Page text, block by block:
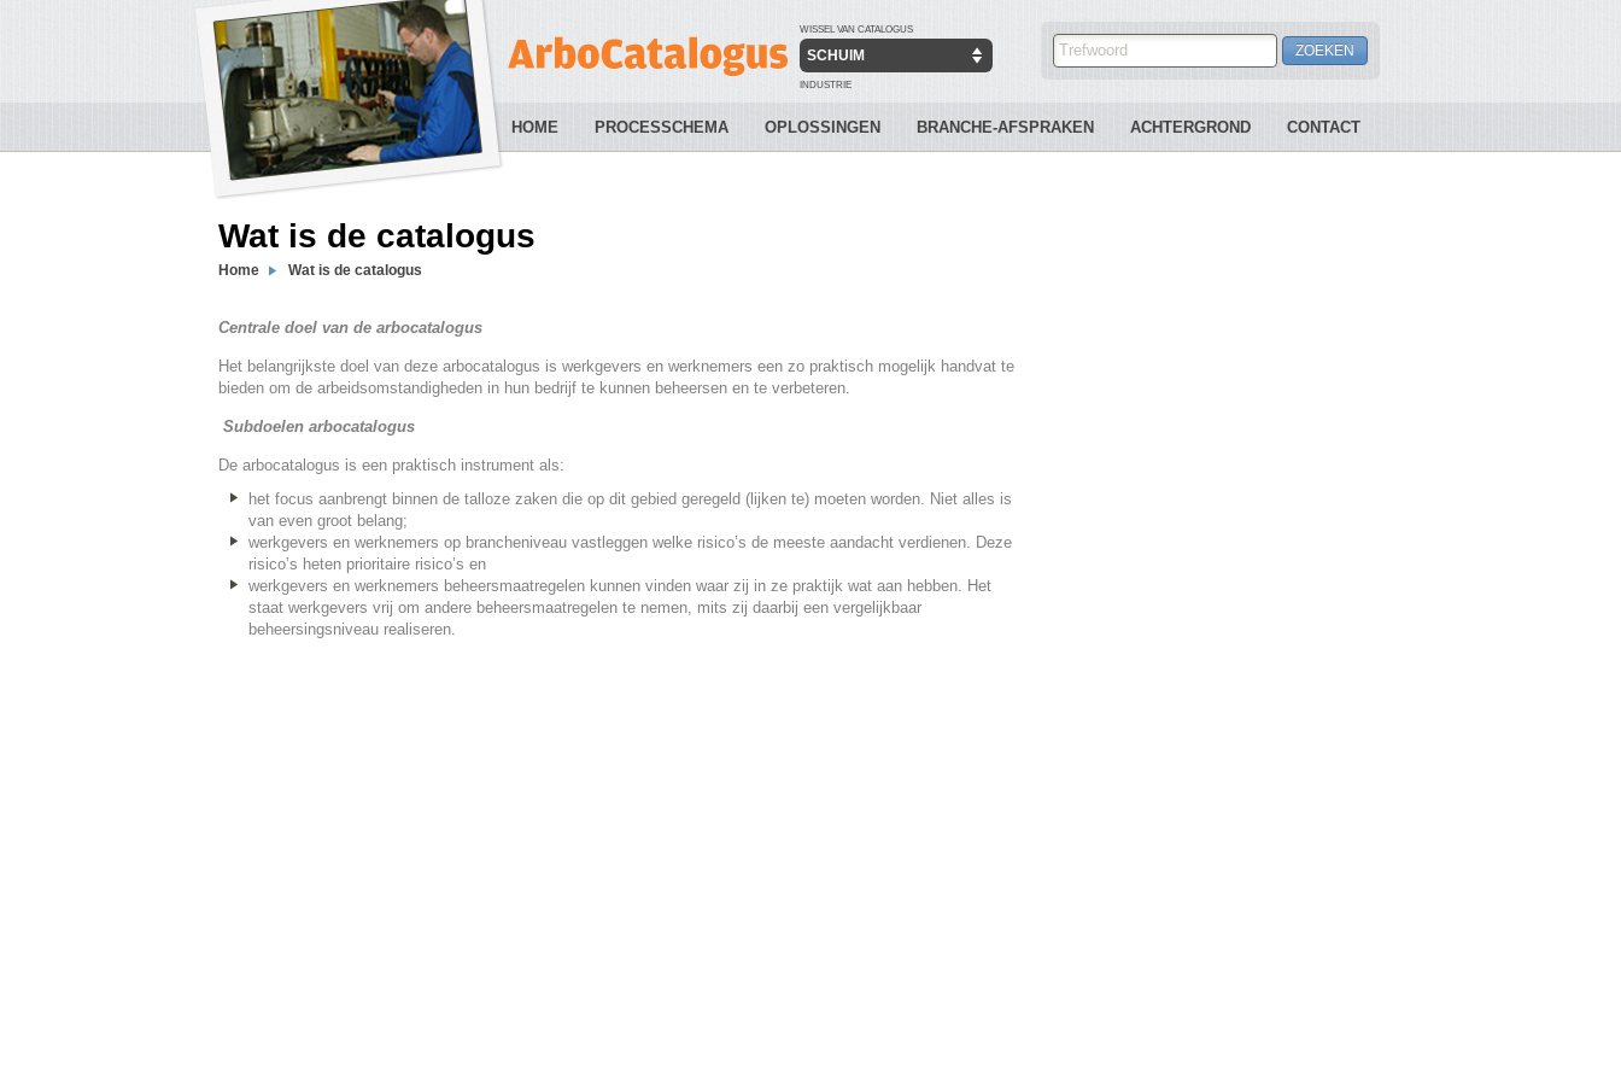
WISSEL VAN CATALOGUS
SCHUIM
INDUSTRIE
HOME PROCESSCHEMA OPLOSSINGEN BRANCHE-AFSPRAKEN ACHTERGROND CONTACT
Wat is de catalogus
Home Wat is de catalogus
Centrale doel van de arbocatalogus
Het belangrijkste doel van deze arbocatalogus is werkgevers en werknemers een zo praktisch mogelijk handvat te
bieden om de arbeidsomstandigheden in hun bedrijf te kunnen beheersen en te verbeteren.
Subdoelen arbocatalogus
De arbocatalogus is een praktisch instrument als:
het focus aanbrengt binnen de talloze zaken die op dit gebied geregeld (lijken te) moeten worden. Niet alles is
van even groot belang;
werkgevers en werknemers op brancheniveau vastleggen welke risico’s de meeste aandacht verdienen. Deze
risico’s heten prioritaire risico’s en
werkgevers en werknemers beheersmaatregelen kunnen vinden waar zij in ze praktijk wat aan hebben. Het
staat werkgevers vrij om andere beheersmaatregelen te nemen, mits zij daarbij een vergelijkbaar
beheersingsniveau realiseren.